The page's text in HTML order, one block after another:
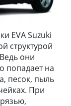
EVA Suzuki
структурой
они
попадает на
песок, пыль
При